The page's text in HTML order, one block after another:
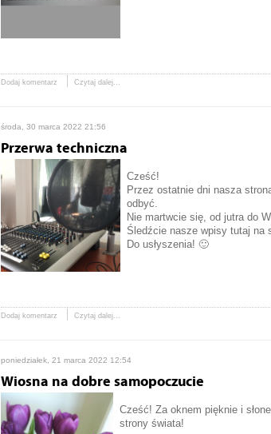
Dodaj komentarz Czytaj dalej...
środa, 30 marca 2022 21:56
Przerwa techniczna
Cześć!
Przez ostatnie dni nasza
odbyć.
Nie martwcie się, od jutra do
Śledźcie nasze wpisy tutaj na
Do usłyszenia! 🙂
Dodaj komentarz Czytaj dalej...
poniedziałek, 21 marca 2022 12:54
Wiosna na dobre samopoczucie
Cześć! Za oknem pięknie i
strony świata!